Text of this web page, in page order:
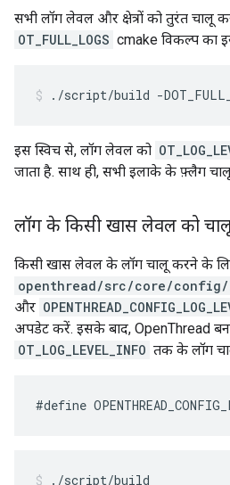
सभी लॉग लेवल और क्षेत्रों को तुरंत चालू
OT_FULL_LOGS cmake विकल्प का
./script/build -
इस स्विच से, लॉग लेवल को
जाता है. साथ ही, सभी इलाके के फ़्लैग
लॉग के किसी खास लेवल को
किसी खास लेवल के लॉग चालू करने के
openthread/src/core/
और
अपडेट करें. इसके बाद, OpenThread
OT_LOG_LEVEL_INFO तक के लॉग
#define
./script/build